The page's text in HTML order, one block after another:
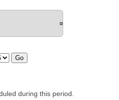
during this period.